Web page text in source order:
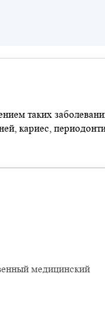
таких
кариес,
медицинский